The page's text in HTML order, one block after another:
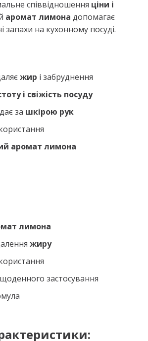
співвідношення ціни і
аромат лимона допомагає
запахи на кухонному посуді.
жир і забруднення
і свіжість посуду
за шкірою рук
аромат лимона
лимона
жиру
застосування